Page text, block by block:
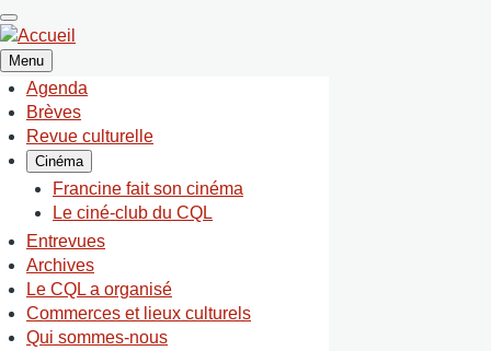
Aller
au
contenu
principal
Menu
NAVIGATION
PRINCIPALE
Agenda
Brèves
Revue culturelle
Cinéma
Francine fait son cinéma
Le ciné-club du CQL
Entrevues
Archives
Le CQL a organisé
Commerces et lieux culturels
Qui sommes-nous